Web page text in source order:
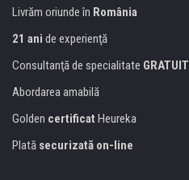
Livrăm oriunde în România
21 ani de experienţă
Consultanţă de specialitate GRATUIT
Abordarea amabilă
Golden certificat Heureka
Plată securizată on-line